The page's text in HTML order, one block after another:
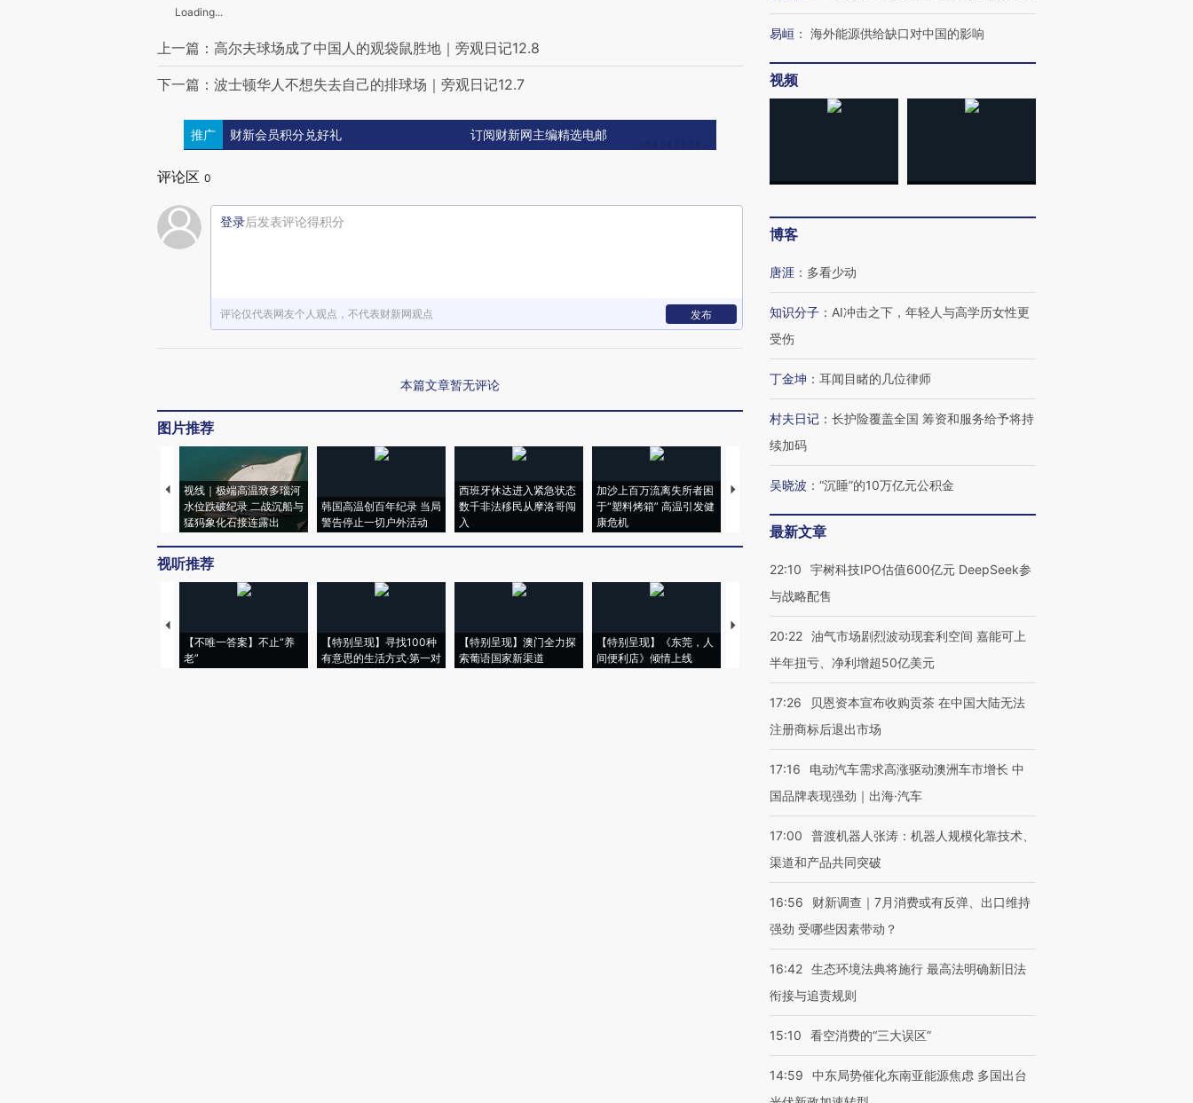
Loading...
上一篇：高尔夫球场成了中国人的观袋鼠胜地｜旁观日记12.8
下一篇：波士顿华人不想失去自己的排球场｜旁观日记12.7
推广 财新会员积分兑好礼 订阅财新网主编精选电邮
评论区 0
登录后发表评论得积分
评论仅代表网友个人观点，不代表财新网观点 发布
本篇文章暂无评论
图片推荐
视线｜极端高温致多瑙河
水位跌破纪录 二战沉船与
猛犸象化石接连露出
韩国高温创百年纪录 当局
警告停止一切户外活动
西班牙休达进入紧急状态
数千非法移民从摩洛哥闯
入
加沙上百万流离失所者困
于“塑料烤箱” 高温引发健
康危机
视线｜HYROX的吸金
心“花钱找虐”？
马航飞行员跨国走私7万
视听推荐
【不唯一答案】不止“养
老”
【特别呈现】寻找100种
有意思的生活方式·第一对
【特别呈现】澳门全力探
索葡语国家新渠道
【特别呈现】《东莞，人
间便利店》倾情上线
【推广】走进第四届链博
会，让数智科技“链”接产
【特别呈现】寻找100种
有意思的生活方式·第三对
CFO：不靠规模取胜，华
易峘 ： 海外能源供给缺口对中国的影响
视频
博客
唐涯 ： 多看少动
知识分子 ： AI冲击之下，年轻人与高学历女性更
受伤
丁金坤 ： 耳闻目睹的几位律师
村夫日记 ： 长护险覆盖全国 筹资和服务给予将持
续加码
吴晓波 ： “沉睡”的10万亿元公积金
最新文章
22:10
宇树科技IPO估值600亿元 DeepSeek参
与战略配售
20:22 油气市场剧烈波动现套利空间 嘉能可上
半年扭亏、净利增超50亿美元
17:26
贝恩资本宣布收购贡茶 在中国大陆无法
注册商标后退出市场
17:16
电动汽车需求高涨驱动澳洲车市增长 中
国品牌表现强劲｜出海·汽车
17:00
普渡机器人张涛：机器人规模化靠技术、
渠道和产品共同突破
16:56
财新调查｜7月消费或有反弹、出口维持
强劲 受哪些因素带动？
16:42 生态环境法典将施行 最高法明确新旧法
衔接与追责规则
15:10 看空消费的“三大误区”
14:59
中东局势催化东南亚能源焦虑 多国出台